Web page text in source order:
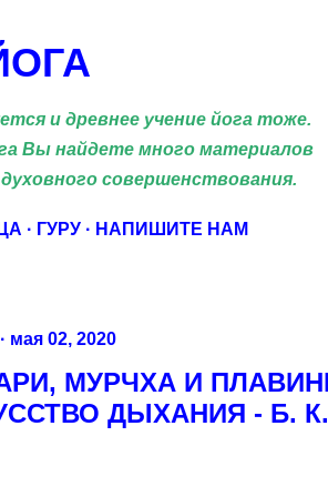
и древнее учение йога тоже.
Вы найдете много материалов
совершенствования.
ГУРУ НАПИШИТЕ НАМ
мая 02, 2020
МУРЧХА И
ДЫХАНИЯ - Б.